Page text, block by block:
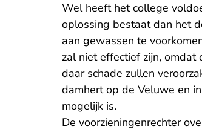
Wel heeft het college
oplossing bestaat dan het
aan gewassen te
zal niet effectief zijn,
daar schade zullen
damhert op de Veluwe en
mogelijk is.
De voorzieningenrechter